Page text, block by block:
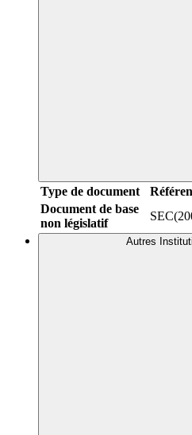
Type de document
Document de base
non législatif
Autres